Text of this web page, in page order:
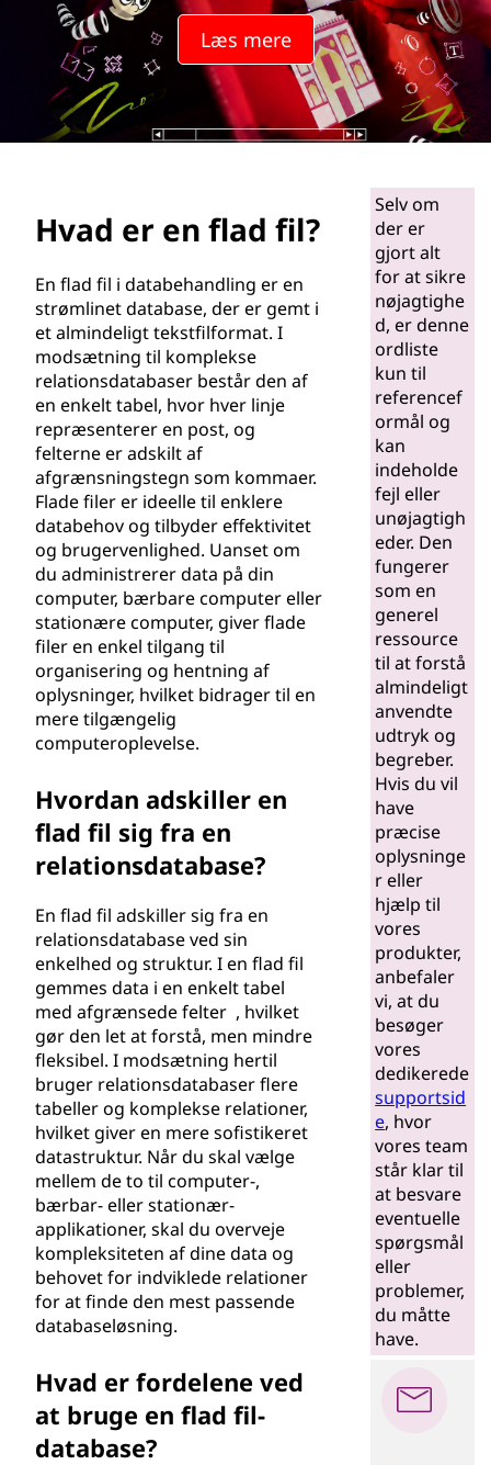
i
Læs mere
Hvad er en flad fil?
En flad fil i databehandling er en
strømlinet database, der er gemt i
et almindeligt tekstfilformat. I
modsætning til komplekse
relationsdatabaser består den af
en enkelt tabel, hvor hver linje
repræsenterer en post, og
felterne er adskilt af
afgrænsningstegn som kommaer.
Flade filer er ideelle til enklere
databehov og tilbyder effektivitet
og brugervenlighed. Uanset om
du administrerer data på din
computer, bærbare computer eller
stationære computer, giver flade
filer en enkel tilgang til
organisering og hentning af
oplysninger, hvilket bidrager til en
mere tilgængelig
computeroplevelse.
Hvordan adskiller en
flad fil sig fra en
relationsdatabase?
En flad fil adskiller sig fra en
relationsdatabase ved sin
enkelhed og struktur. I en flad fil
gemmes data i en enkelt tabel
med afgrænsede felter , hvilket
gør den let at forstå, men mindre
fleksibel. I modsætning hertil
bruger relationsdatabaser flere
tabeller og komplekse relationer,
hvilket giver en mere sofistikeret
datastruktur. Når du skal vælge
mellem de to til computer-,
bærbar- eller stationær-
applikationer, skal du overveje
kompleksiteten af dine data og
behovet for indviklede relationer
for at finde den mest passende
databaseløsning.
Hvad er fordelene ved
at bruge en flad fil-
database?
Selv om
der er
gjort alt
for at sikre
nøjagtighe
d, er denne
ordliste
kun til
referencef
ormål og
kan
indeholde
fejl eller
unøjagtigh
eder. Den
fungerer
som en
generel
ressource
til at forstå
almindeligt
anvendte
udtryk og
begreber.
Hvis du vil
have
præcise
oplysninge
r eller
hjælp til
vores
produkter,
anbefaler
vi, at du
besøger
vores
dedikerede
supportsid
e, hvor
vores team
står klar til
at besvare
eventuelle
spørgsmål
eller
problemer,
du måtte
have.